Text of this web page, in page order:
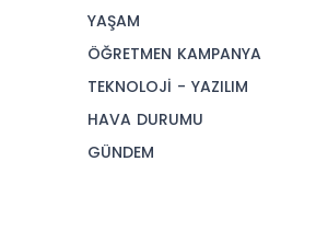
YAŞAM
ÖĞRETMEN KAMPANYA
TEKNOLOJİ - YAZILIM
HAVA DURUMU
GÜNDEM